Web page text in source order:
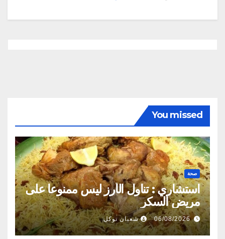
You missed
صحة
استشاري : تناول الأرز ليس ممنوعا على
مريض السكر
06/08/2026 شعبان توكل